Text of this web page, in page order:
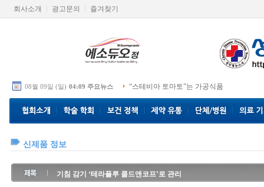
회사소개 광고문의 즐겨찾기
08월 09일 (일) 04:09 주요뉴스 “스테비아 토마토”는 가공식품
신제품 정보
기침 감기 ‘테라플루 콜드앤코프’로 관리